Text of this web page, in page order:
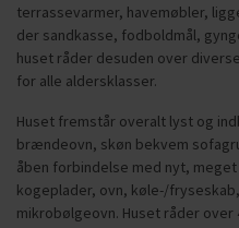
terrassevarmer, havemøbler,
der sandkasse, fodboldmål,
huset råder desuden over
for alle aldersklasser.
Huset fremstår overalt lyst og
brændeovn, skøn bekvem
åben forbindelse med nyt,
kogeplader, ovn, køle-/
mikrobølgeovn. Huset råder